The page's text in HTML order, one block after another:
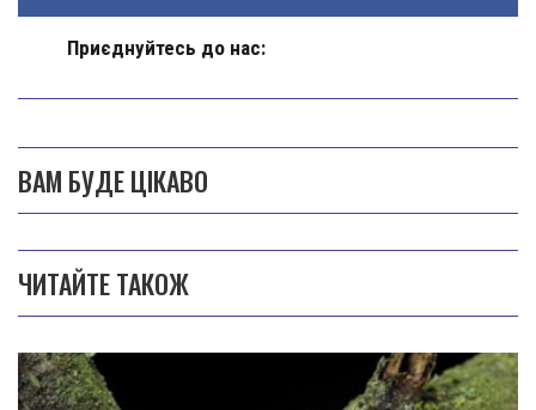
Приєднуйтесь до нас:
ВАМ БУДЕ ЦІКАВО
ЧИТАЙТЕ ТАКОЖ